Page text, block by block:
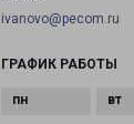
ivanovo@pecom.ru
ГРАФИК РАБОТЫ